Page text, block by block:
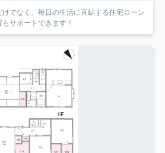
でなく、毎日の生活に直結する住宅ローン
サポートできます！